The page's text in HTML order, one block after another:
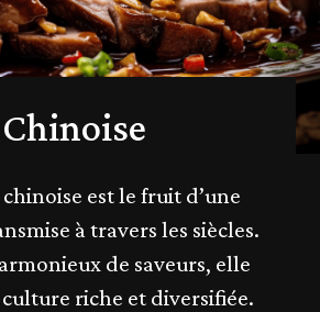
Chinoise
est le fruit d’une
à travers les siècles.
de saveurs, elle
riche et diversifiée.